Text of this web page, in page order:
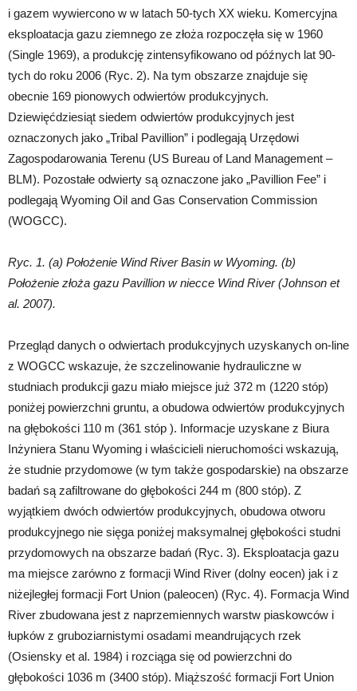
i gazem wywiercono w w latach 50-tych XX wieku. Komercyjna
eksploatacja gazu ziemnego ze złoża rozpoczęła się w 1960
(Single 1969), a produkcję zintensyfikowano od późnych lat 90-
tych do roku 2006 (Ryc. 2). Na tym obszarze znajduje się
obecnie 169 pionowych odwiertów produkcyjnych.
Dziewięćdziesiąt siedem odwiertów produkcyjnych jest
oznaczonych jako „Tribal Pavillion” i podlegają Urzędowi
Zagospodarowania Terenu (US Bureau of Land Management –
BLM). Pozostałe odwierty są oznaczone jako „Pavillion Fee” i
podlegają Wyoming Oil and Gas Conservation Commission
(WOGCC).
Ryc. 1. (a) Położenie Wind River Basin w Wyoming. (b)
Położenie złoża gazu Pavillion w niecce Wind River (Johnson et
al. 2007).
Przegląd danych o odwiertach produkcyjnych uzyskanych on-line
z WOGCC wskazuje, że szczelinowanie hydrauliczne w
studniach produkcji gazu miało miejsce już 372 m (1220 stóp)
poniżej powierzchni gruntu, a obudowa odwiertów produkcyjnych
na głębokości 110 m (361 stóp ). Informacje uzyskane z Biura
Inżyniera Stanu Wyoming i właścicieli nieruchomości wskazują,
że studnie przydomowe (w tym także gospodarskie) na obszarze
badań są zafiltrowane do głębokości 244 m (800 stóp). Z
wyjątkiem dwóch odwiertów produkcyjnych, obudowa otworu
produkcyjnego nie sięga poniżej maksymalnej głębokości studni
przydomowych na obszarze badań (Ryc. 3). Eksploatacja gazu
ma miejsce zarówno z formacji Wind River (dolny eocen) jak i z
niżejległej formacji Fort Union (paleocen) (Ryc. 4). Formacja Wind
River zbudowana jest z naprzemiennych warstw piaskowców i
łupków z gruboziarnistymi osadami meandrujących rzek
(Osiensky et al. 1984) i rozciąga się od powierzchni do
głębokości 1036 m (3400 stóp). Miąższość formacji Fort Union